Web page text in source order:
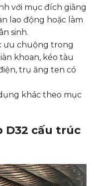
với mục đích giằng
lao động hoặc làm
sinh.
ưu chuộng trong
khoan, kéo tàu
trụ ăng ten có
khác theo mục
D32 cấu trúc